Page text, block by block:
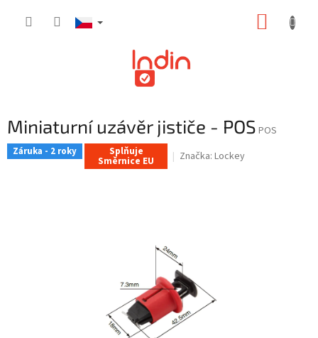
Miniaturní uzávěr jističe - POS POS
Záruka - 2 roky Splňuje
Směrnice EU Značka: Lockey